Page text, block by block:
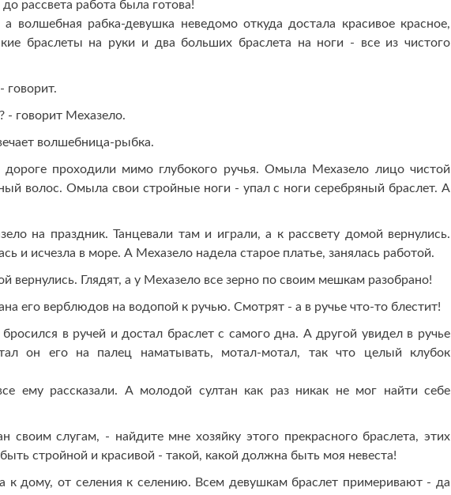
рассвета работа была готова!
волшебная рабка-девушка неведомо откуда достала красивое красное,
браслеты на руки и два больших браслета на ноги - все из чистого
говорит.
- говорит Мехазело.
волшебница-рыбка.
проходили мимо глубокого ручья. Омыла Мехазело лицо чистой
волос. Омыла свои стройные ноги - упал с ноги серебряный браслет. А
на праздник. Танцевали там и играли, а к рассвету домой вернулись.
и исчезла в море. А Мехазело надела старое платье, занялась работой.
вернулись. Глядят, а у Мехазело все зерно по своим мешкам разобрано!
его верблюдов на водопой к ручью. Смотрят - а в ручье что-то блестит!
в ручей и достал браслет с самого дна. А другой увидел в ручье
он его на палец наматывать, мотал-мотал, так что целый клубок
ему рассказали. А молодой султан как раз никак не мог найти себе
своим слугам, - найдите мне хозяйку этого прекрасного браслета, этих
стройной и красивой - такой, какой должна быть моя невеста!
к дому, от селения к селению. Всем девушкам браслет примеривают - да